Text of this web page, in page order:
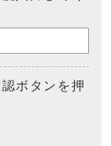
ボタンを押